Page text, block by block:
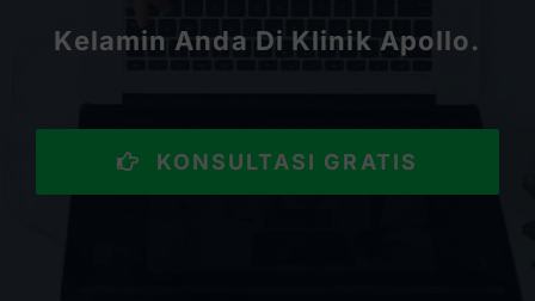
Kelamin Anda Di Klinik Apollo.
KONSULTASI GRATIS